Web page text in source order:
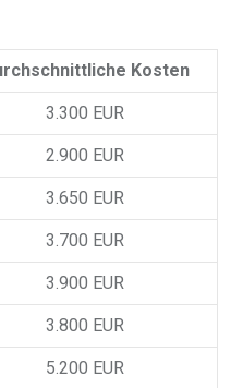
Kosten
3.300 EUR
2.900 EUR
3.650 EUR
3.700 EUR
3.900 EUR
3.800 EUR
5.200 EUR